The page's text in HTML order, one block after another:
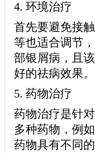
4. 环境治疗
首先要避免接
等也适合调节
部银屑病，且
好的祛病效果。
5. 药物治疗
药物治疗是针
多种药物，例
药物具有不同